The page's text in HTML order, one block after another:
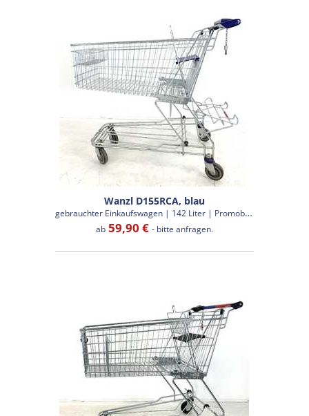
Wanzl D155RCA, blau
g
ebrauchter Einkaufswagen | 142 Liter | Promobox
ab59,90 € - bitte anfragen.